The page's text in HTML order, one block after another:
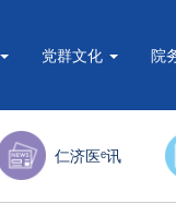
党群文化 院
仁济医ᵉ讯